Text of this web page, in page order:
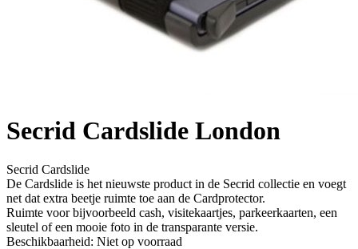
Secrid Cardslide London
Secrid Cardslide
De Cardslide is het nieuwste product in de Secrid collectie en voegt
net dat extra beetje ruimte toe aan de Cardprotector.
Ruimte voor bijvoorbeeld cash, visitekaartjes, parkeerkaarten, een
sleutel of een mooie foto in de transparante versie.
Beschikbaarheid: Niet op voorraad